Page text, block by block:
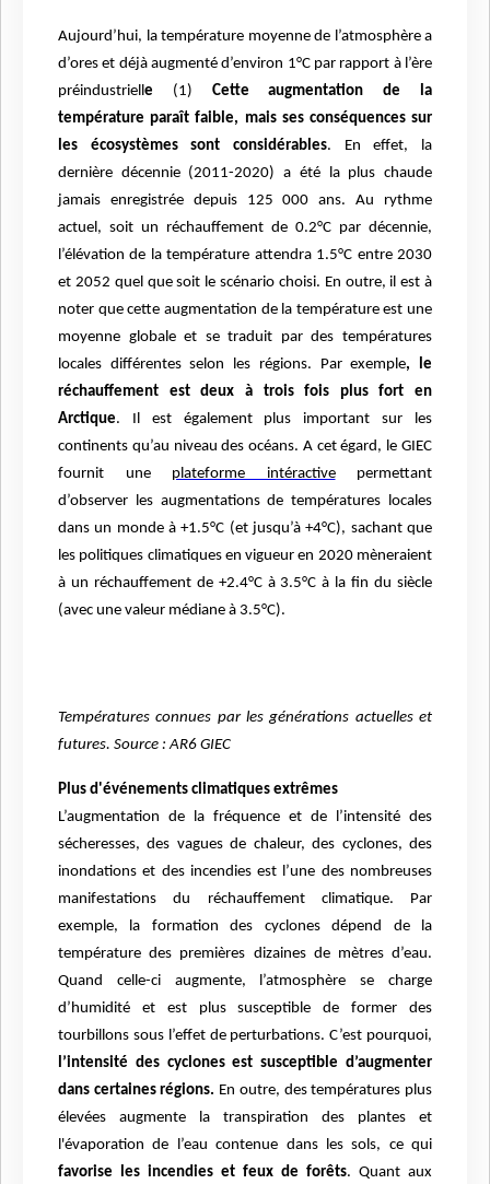
Aujourd’hui, la température moyenne de l’atmosphère a
d’ores et déjà augmenté d’environ 1°C par rapport à l’ère
préindustrielle (1) Cette augmentation de la
température paraît faible, mais ses conséquences sur
les écosystèmes sont considérables. En effet, la
dernière décennie (2011-2020) a été la plus chaude
jamais enregistrée depuis 125 000 ans. Au rythme
actuel, soit un réchauffement de 0.2°C par décennie,
l’élévation de la température attendra 1.5°C entre 2030
et 2052 quel que soit le scénario choisi. En outre, il est à
noter que cette augmentation de la température est une
moyenne globale et se traduit par des températures
locales différentes selon les régions. Par exemple, le
réchauffement est deux à trois fois plus fort en
Arctique. Il est également plus important sur les
continents qu’au niveau des océans. A cet égard, le GIEC
fournit une plateforme intéractivepermettant
d’observer les augmentations de températures locales
dans un monde à +1.5°C (et jusqu’à +4°C), sachant que
les politiques climatiques en vigueur en 2020 mèneraient
à un réchauffement de +2.4°C à 3.5°C à la fin du siècle
(avec une valeur médiane à 3.5°C).
Températures connues par les générations actuelles et
futures. Source : AR6 GIEC
Plus d'événements climatiques extrêmes
L’augmentation de la fréquence et de l’intensité des
sécheresses, des vagues de chaleur, des cyclones, des
inondations et des incendies est l’une des nombreuses
manifestations du réchauffement climatique. Par
exemple, la formation des cyclones dépend de la
température des premières dizaines de mètres d’eau.
Quand celle-ci augmente, l’atmosphère se charge
d’humidité et est plus susceptible de former des
tourbillons sous l’effet de perturbations. C’est pourquoi,
l’intensité des cyclones est susceptible d’augmenter
dans certaines régions. En outre, des températures plus
élevées augmente la transpiration des plantes et
l'évaporation de l’eau contenue dans les sols, ce qui
favorise les incendies et feux de forêts. Quant aux